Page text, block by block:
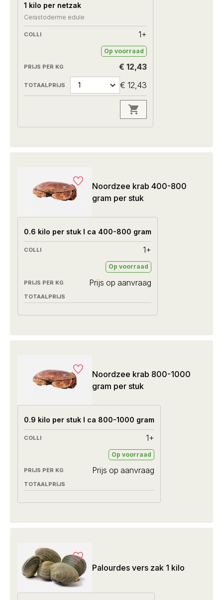
1 kilo per netzak
Cerastoderme edule
1+
Op voorraad
€ 12,43
€ 12,43
Noordzee krab 400-800
gram per stuk
0.6 kilo per stuk I ca 400-800 gram
1+
Op voorraad
Prijs op aanvraag
Noordzee krab 800-1000
gram per stuk
0.9 kilo per stuk I ca 800-1000 gram
1+
Op voorraad
Prijs op aanvraag
Palourdes vers zak 1 kilo